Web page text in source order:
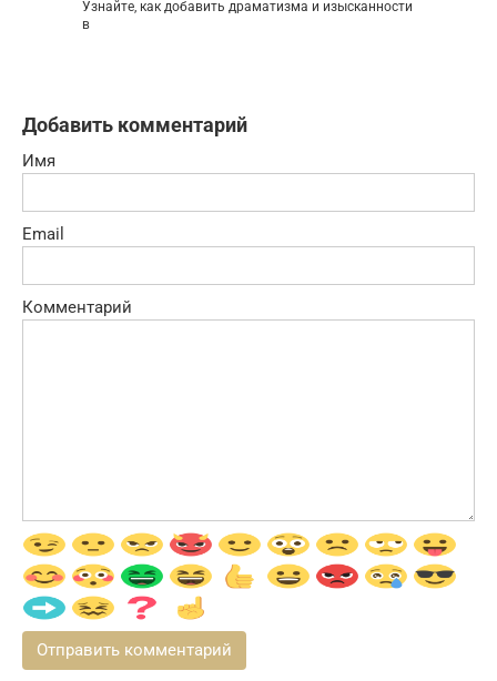
Узнайте, как добавить драматизма и изысканности
в
Добавить комментарий
Имя
Email
Комментарий